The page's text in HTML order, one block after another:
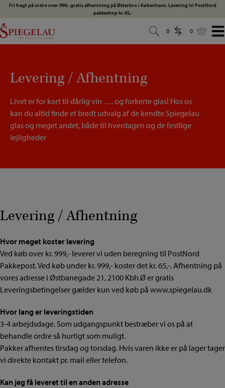
Hop
indholdet
Fri fragt på ordre over 999,- gratis afhentning på Østerbro i København. Levering til PostNord
pakkeshop kr. 65,-
0
0 0
0
Levering / Afhentning
Livet er for kort til dårlig vin …. og forkerte glas! Hos os
kan du altid finde et bredt udvalg af de kendte Spiegelau
glas og meget andet, både til hverdagen og de festlige
lejligheder
Levering / Afhentning
Hvor meget koster levering
Ved køb over kr. 999,- leverer vi uden beregning til PostNord
Pakkepost. Ved køb under kr. 999,- koster det kr. 65,-. Afhentning på
vores adresse i Østbanegade 21, 2100 Kbh.Ø er gratis
Leveringsbetingelser gælder kun ved køb på www.spiegelau.dk
Hvor lang er leveringstiden
3-4 arbejdsdage. Som udgangspunkt bestræber vi os på at
behandle ordre så hurtigt som muligt.
Pakker afhentes tirsdag og torsdag. Hvis varen ikke er på lager tager
vi direkte kontakt pr. mail eller telefon.
Kan jeg få leveret til en anden adresse